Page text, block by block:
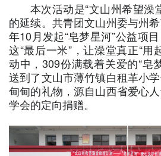
文山市 砚山县
马关县 丘北县
视听
视频快刷
壮语节目 苗语节目 瑶
本次活动是“文山州希望澡
的延续。共青团文山州委与州
年10月发起“皂梦星河”公益项
这“最后一米”，让澡堂真正“用
动中，309份满载着关爱的“皂
送到了文山市薄竹镇白租革小
甸甸的礼物，源自山西省爱心
学会的定向捐赠。